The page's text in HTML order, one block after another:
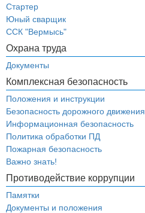
Стартер
Юный сварщик
ССК "Вермысь"
Охрана труда
Документы
Комплексная безопасность
Положения и инструкции
Безопасность дорожного движения
Информационная безопасность
Политика обработки ПД
Пожарная безопасность
Важно знать!
Противодействие коррупции
Памятки
Документы и положения